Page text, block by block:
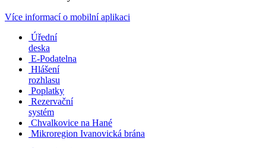
Více informací o mobilní aplikaci
Úřední
deska
E-Podatelna
Hlášení
rozhlasu
Poplatky
Rezervační
systém
Chvalkovice na Hané
Mikroregion Ivanovická brána